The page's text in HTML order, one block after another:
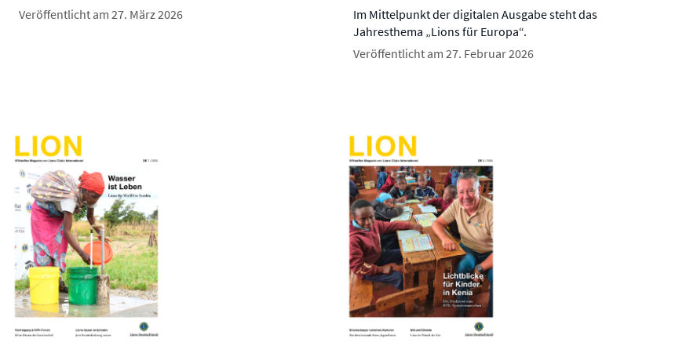
Veröffentlicht am 27. März 2026
Im Mittelpunkt der digitalen Ausgabe steht das
Jahresthema „Lions für Europa“.
Veröffentlicht am 27. Februar 2026